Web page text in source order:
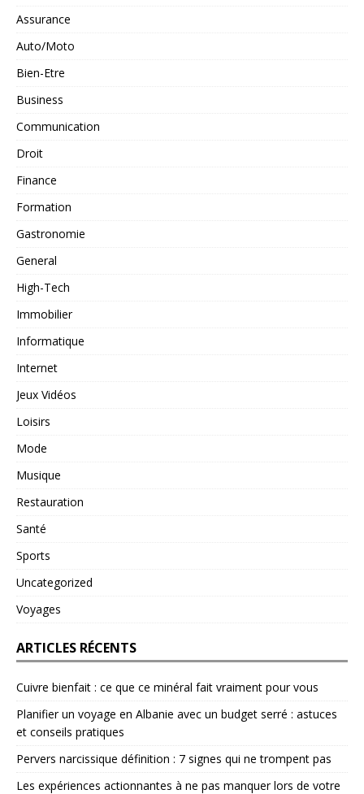
Assurance
Auto/Moto
Bien-Etre
Business
Communication
Droit
Finance
Formation
Gastronomie
General
High-Tech
Immobilier
Informatique
Internet
Jeux Vidéos
Loisirs
Mode
Musique
Restauration
Santé
Sports
Uncategorized
Voyages
ARTICLES RÉCENTS
Cuivre bienfait : ce que ce minéral fait vraiment pour vous
Planifier un voyage en Albanie avec un budget serré : astuces
et conseils pratiques
Pervers narcissique définition : 7 signes qui ne trompent pas
Les expériences actionnantes à ne pas manquer lors de votre